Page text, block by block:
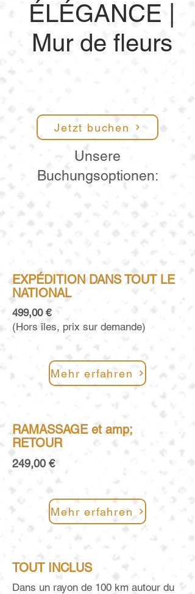
ÉLÉGANCE |
Mur de fleurs
Jetzt buchen
Unsere
Buchungsoptionen:
EXPÉDITION DANS TOUT LE
NATIONAL
499,00 €
(Hors îles, prix sur demande)
Mehr erfahren
RAMASSAGE et amp;
RETOUR
249,00 €
Mehr erfahren
TOUT INCLUS
Dans un rayon de 100 km autour du